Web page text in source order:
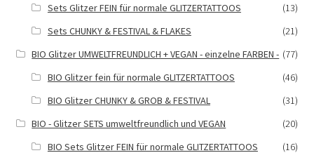
Sets Glitzer FEIN für normale GLITZERTATTOOS
(13)
Sets CHUNKY & FESTIVAL & FLAKES
(21)
BIO Glitzer UMWELTFREUNDLICH + VEGAN - einzelne FARBEN - (77)
BIO Glitzer fein für normale GLITZERTATTOOS
(46)
BIO Glitzer CHUNKY & GROB & FESTIVAL
(31)
BIO - Glitzer SETS umweltfreundlich und VEGAN
(20)
BIO Sets Glitzer FEIN für normale GLITZERTATTOOS
(16)